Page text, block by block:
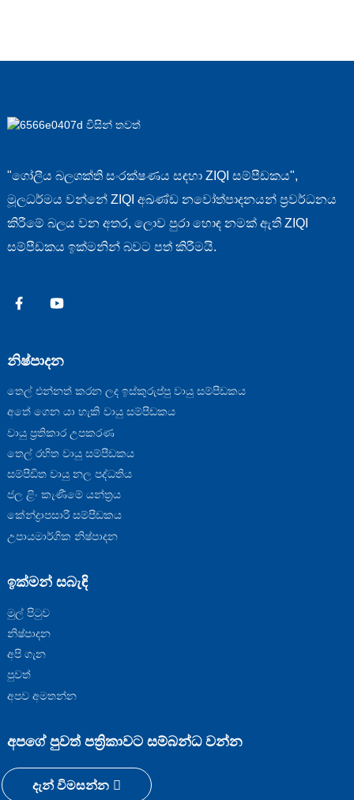
"ගෝලීය බලශක්ති සංරක්ෂණය සඳහා ZIQI සම්පීඩකය",
මූලධර්මය වන්නේ ZIQI අඛණ්ඩ නවෝත්පාදනයන් ප්‍රවර්ධනය
කිරීමේ බලය වන අතර, ලොව පුරා හොඳ නමක් ඇති ZIQI
සම්පීඩකය ඉක්මනින් බවට පත් කිරීමයි.
නිෂ්පාදන
තෙල් එන්නත් කරන ලද ඉස්කුරුප්පු වායු සම්පීඩකය
අතේ ගෙන යා හැකි වායු සම්පීඩකය
වායු ප්‍රතිකාර උපකරණ
තෙල් රහිත වායු සම්පීඩකය
සම්පීඩිත වායු නල පද්ධතිය
ජල ළිං කැණීමේ යන්ත්‍රය
කේන්ද්‍රාපසාරී සම්පීඩකය
උපායමාර්ගික නිෂ්පාදන
ඉක්මන් සබැඳි
මුල් පිටුව
නිෂ්පාදන
අපි ගැන
පුවත්
අපව අමතන්න
අපගේ පුවත් පත්‍රිකාවට සම්බන්ධ වන්න
දැන් විමසන්න